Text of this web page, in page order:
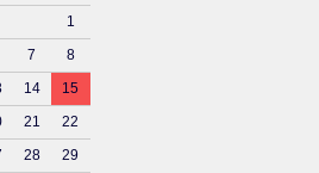
1
7
8
14
15
21
22
28
29